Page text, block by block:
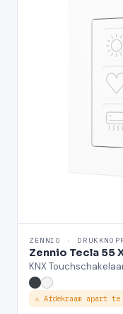
ZENNIO ·
Zennio Tecla 55
KNX
⚠ Afdekraam apart